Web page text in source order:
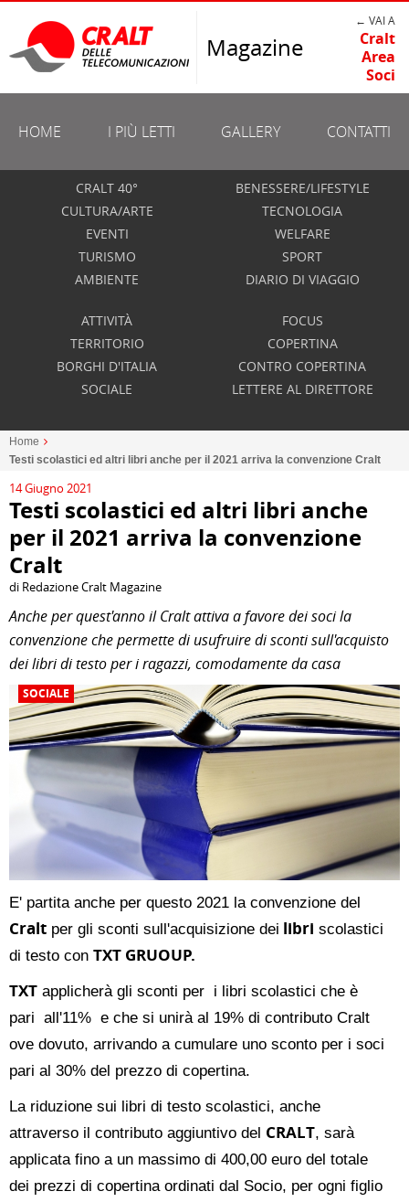
Magazine
← VAI A
Cralt
Area
Soci
HOME I PIÙ LETTI GALLERY CONTATTI
CRALT 40°
CULTURA/ARTE
EVENTI
TURISMO
AMBIENTE
BENESSERE/LIFESTYLE
TECNOLOGIA
WELFARE
SPORT
DIARIO DI VIAGGIO
ATTIVITÀ
TERRITORIO
BORGHI D'ITALIA
SOCIALE
FOCUS
COPERTINA
CONTRO COPERTINA
LETTERE AL DIRETTORE
Home
Testi scolastici ed altri libri anche per il 2021 arriva la convenzione Cralt
14 Giugno 2021
Testi scolastici ed altri libri anche
per il 2021 arriva la convenzione
Cralt
di Redazione Cralt Magazine
Anche per quest'anno il Cralt attiva a favore dei soci la
convenzione che permette di usufruire di sconti sull'acquisto
dei libri di testo per i ragazzi, comodamente da casa
SOCIALE
E' partita anche per questo 2021 la convenzione del
Cralt per gli sconti sull'acquisizione dei libri scolastici
di testo con TXT GRUOUP.
TXT applicherà gli sconti per i libri scolastici che è
pari all'11% e che si unirà al 19% di contributo Cralt
ove dovuto, arrivando a cumulare uno sconto per i soci
pari al 30% del prezzo di copertina.
La riduzione sui libri di testo scolastici, anche
attraverso il contributo aggiuntivo del CRALT, sarà
applicata fino a un massimo di 400,00 euro del totale
dei prezzi di copertina ordinati dal Socio, per ogni figlio